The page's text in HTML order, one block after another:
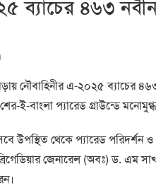
ব্যাচের ৪৬৩ নবীন
নৌবাহিনীর এ-২০২৫ ব্যাচের
ই-বাংলা প্যারেড গ্রাউন্ডে
উপস্থিত থেকে প্যারেড
ব্রিগেডিয়ার জেনারেল (অবঃ) ড. এম